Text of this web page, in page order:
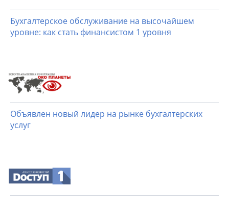
Бухгалтерское обслуживание на высочайшем
уровне: как стать финансистом 1 уровня
Объявлен новый лидер на рынке бухгалтерских
услуг